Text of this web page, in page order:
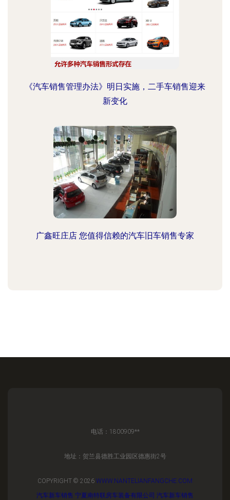
《汽车销售管理办法》明日实施，二手车销售迎来
新变化
广鑫旺庄店 您值得信赖的汽车旧车销售专家
电话：1800909**
地址：贺兰县德胜工业园区德惠街2号
COPYRIGHT © 2026 WWW.NANTELIANFANGCHE.COM
汽车新车销售 宁夏南特联房车装备有限公司 汽车新车销售